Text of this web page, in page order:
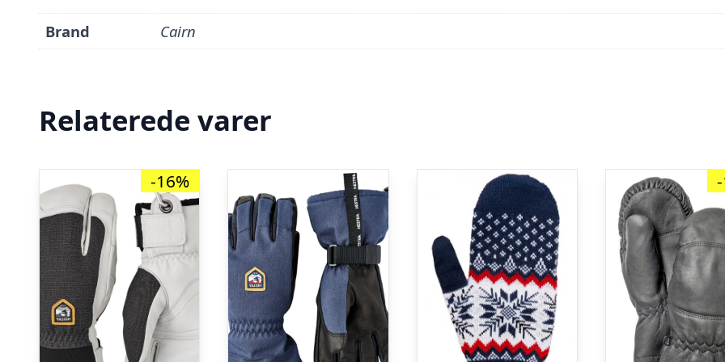
Brand Cairn
Relaterede varer
-16%